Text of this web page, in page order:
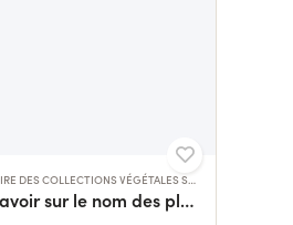
CCVS (CONSERVATOIRE DES COLLECTIONS VÉGÉTALES SPÉCIALISÉES)
Japon : tout savoir sur le nom des plantes japonaises !